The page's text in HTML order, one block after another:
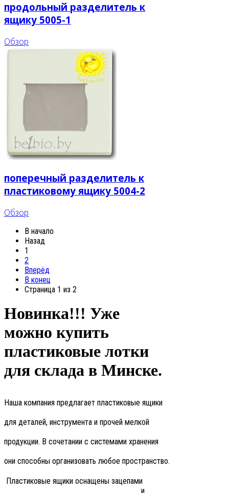
продольный разделитель к
ящику 5005-1
Обзор
поперечный разделитель к
пластиковому ящику 5004-2
Обзор
В начало
Назад
1
2
Вперёд
В конец
Страница 1 из 2
Новинка!!! Уже
можно купить
пластиковые лотки
для склада в Минске.
Наша компания предлагает пластиковые ящики
для деталей, инструмента и прочей мелкой
продукции. В сочетании с системами хранения
они способны организовать любое пространство.
Пластиковые ящики оснащены зацепами
и